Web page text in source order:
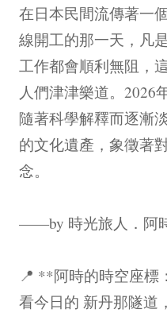
在日本民間流傳著一
線開工的那一天，凡
工作都會順利無阻，
人們津津樂道。2026
隨著科學解釋而逐漸
的文化遺產，象徵著
念。
——by 時光旅人．阿時
📍 **阿時的時空座標
看今日的 新丹那隧道